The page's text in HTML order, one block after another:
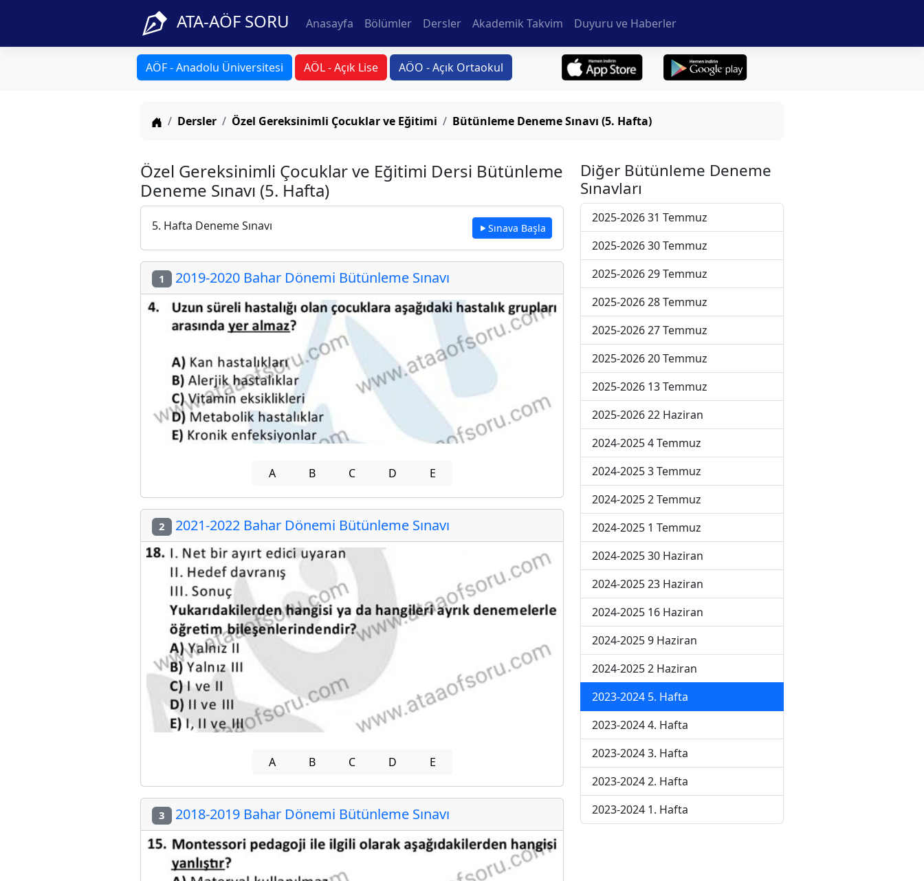
ATA-AÖF SORU Anasayfa Bölümler Dersler Akademik Takvim Duyuru ve Haberler
AÖF - Anadolu Üniversitesi AÖL - Açık Lise AÖO - Açık Ortaokul
Anasayfa
Dersler Özel Gereksinimli Çocuklar ve Eğitimi Bütünleme Deneme Sınavı (5. Hafta)
Özel Gereksinimli Çocuklar ve Eğitimi Dersi Bütünleme
Deneme Sınavı (5. Hafta)
5. Hafta Deneme Sınavı Sınava Başla
1 2019-2020 Bahar Dönemi Bütünleme Sınavı
A B C D E
2 2021-2022 Bahar Dönemi Bütünleme Sınavı
A B C D E
3 2018-2019 Bahar Dönemi Bütünleme Sınavı
Diğer Bütünleme Deneme
Sınavları
2025-2026 31 Temmuz
2025-2026 30 Temmuz
2025-2026 29 Temmuz
2025-2026 28 Temmuz
2025-2026 27 Temmuz
2025-2026 20 Temmuz
2025-2026 13 Temmuz
2025-2026 22 Haziran
2024-2025 4 Temmuz
2024-2025 3 Temmuz
2024-2025 2 Temmuz
2024-2025 1 Temmuz
2024-2025 30 Haziran
2024-2025 23 Haziran
2024-2025 16 Haziran
2024-2025 9 Haziran
2024-2025 2 Haziran
2023-2024 5. Hafta
2023-2024 4. Hafta
2023-2024 3. Hafta
2023-2024 2. Hafta
2023-2024 1. Hafta